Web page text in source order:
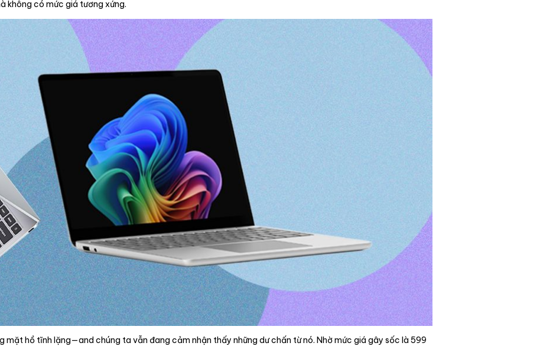
không có mức giá tương xứng.
mặt hồ tĩnh lặng—and chúng ta vẫn đang cảm nhận thấy những dư chấn từ nó. Nhờ mức giá gây sốc là 599